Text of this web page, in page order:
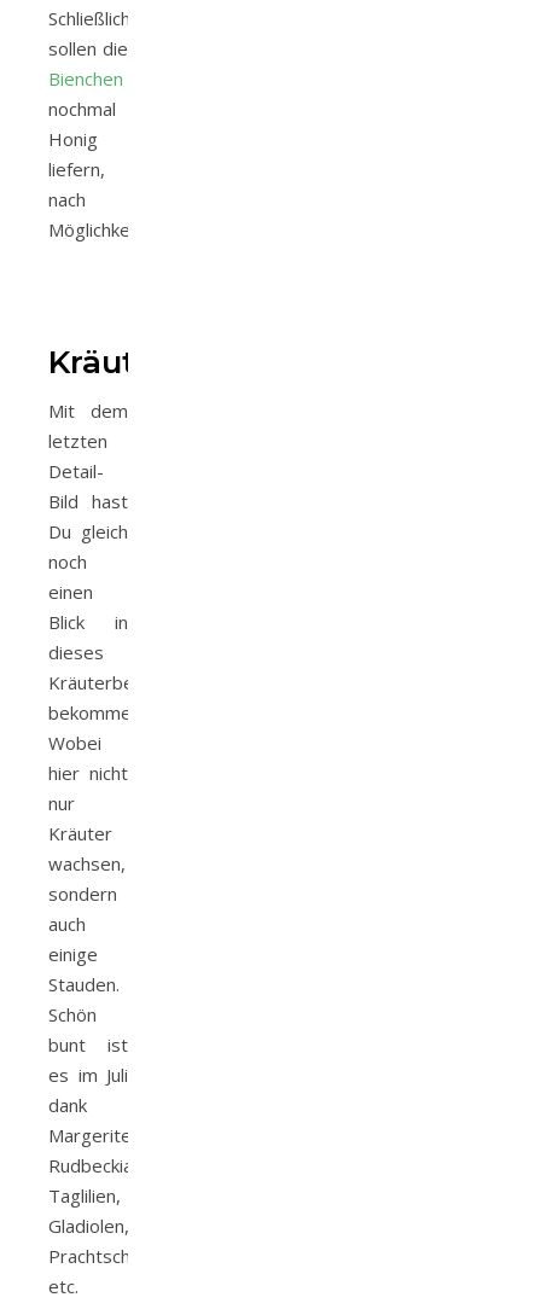
Schließlich
sollen die
Bienchen
nochmal
Honig
liefern,
nach
Möglichkeit.
Kräuterbeet
Mit dem
letzten
Detail-
Bild hast
Du gleich
noch
einen
Blick in
dieses
Kräuterbeet
bekommen.
Wobei
hier nicht
nur
Kräuter
wachsen,
sondern
auch
einige
Stauden.
Schön
bunt ist
es im Juli
dank
Margeriten,
Rudbeckia,
Taglilien,
Gladiolen,
Prachtscharte
etc.